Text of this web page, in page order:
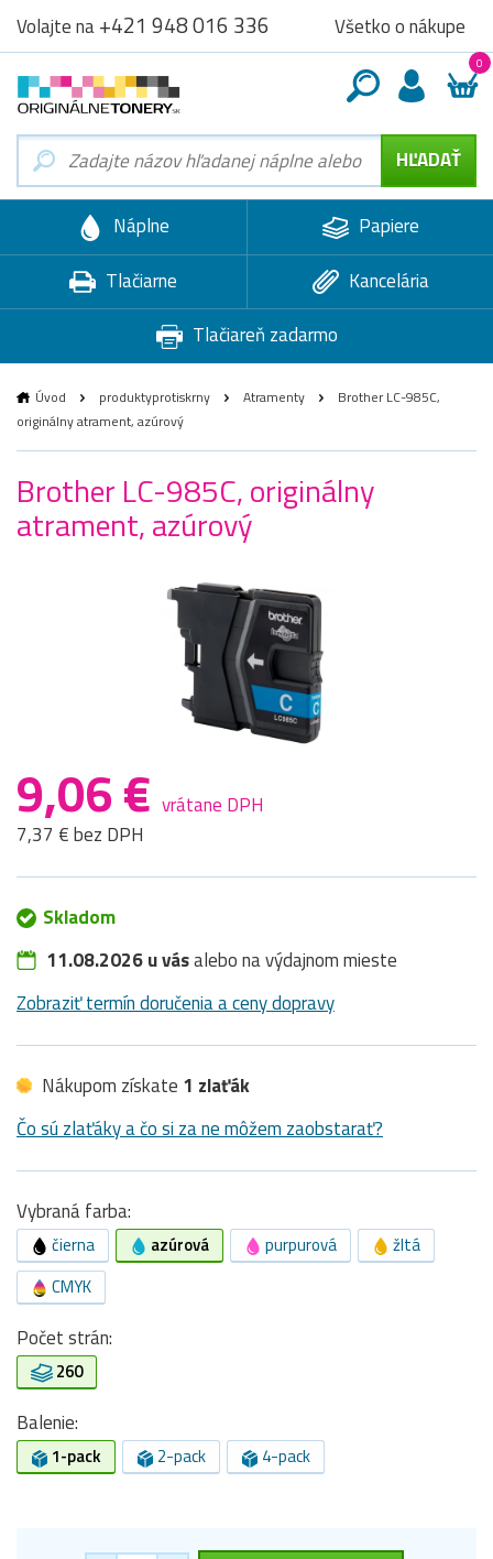
Volajte na+421 948 016 336 Všetko o nákupe
0
Náplne
Papiere
Tlačiarne
Kancelária
Tlačiareň zadarmo
Úvod produktyprotiskrny Atramenty
Brother LC-985C,
originálny atrament, azúrový
Brother LC-985C, originálny
atrament, azúrový
9,06 € vrátane DPH
7,37 € bez DPH
Skladom
11.08.2026 u vásalebo na výdajnom mieste
Zobraziť termín doručenia a ceny dopravy
Nákupom získate 1 zlaťák
Čo sú zlaťáky a čo si za ne môžem zaobstarať?
Vybraná farba:
čierna azúrová purpurová
žltá
CMYK
Počet strán:
260
Balenie:
1-pack 2-pack 4-pack